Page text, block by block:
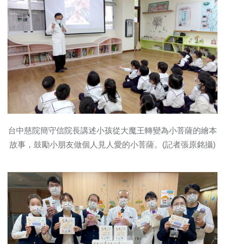
台中慈院簡守信院長講述小孩從大魔王轉變為小菩薩的繪本
故事，鼓勵小朋友做個人見人愛的小菩薩。(記者張原銘攝)